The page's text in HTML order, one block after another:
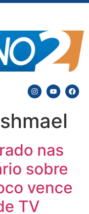
nas
sobre
vence
TV